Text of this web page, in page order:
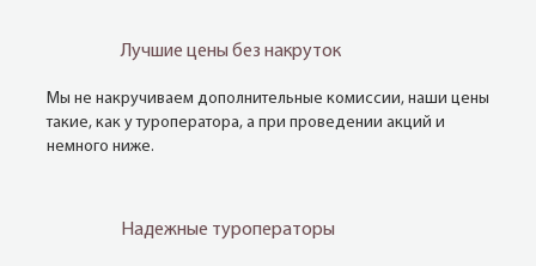
Лучшие цены без накруток
Мы не накручиваем дополнительные комиссии, наши цены
такие, как у туроператора, а при проведении акций и
немного ниже.
Надежные туроператоры